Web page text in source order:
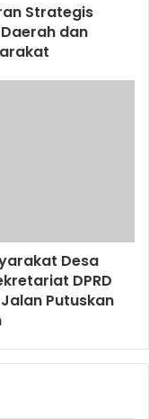
Strategis
dan
Desa
DPRD
Putuskan